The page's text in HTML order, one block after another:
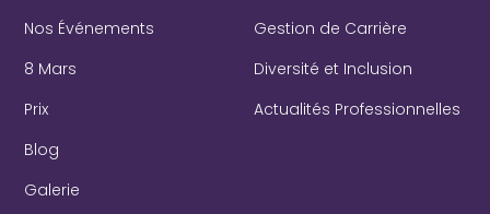
Nos Événements
8 Mars
Prix
Blog
Galerie
Gestion de Carrière
Diversité et Inclusion
Actualités Professionnelles